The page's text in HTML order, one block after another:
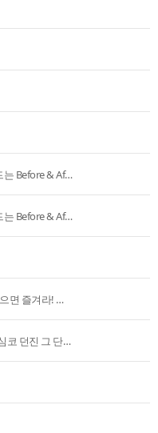
자기소개서 샘플/멋진 자기소개서를 만드는 Before & After -2
자기소개서 샘플/멋진 자기소개서를 만드는 Before & After -1
발표·PT 능력 업그레이드 비법 피할 수 없으면 즐겨라! 발표 울렁증 극복 A to Z
자기소개서 자소서, 면접장의 금기어! 무심코 던진 그 단어, 탈락 이유 될 줄이야